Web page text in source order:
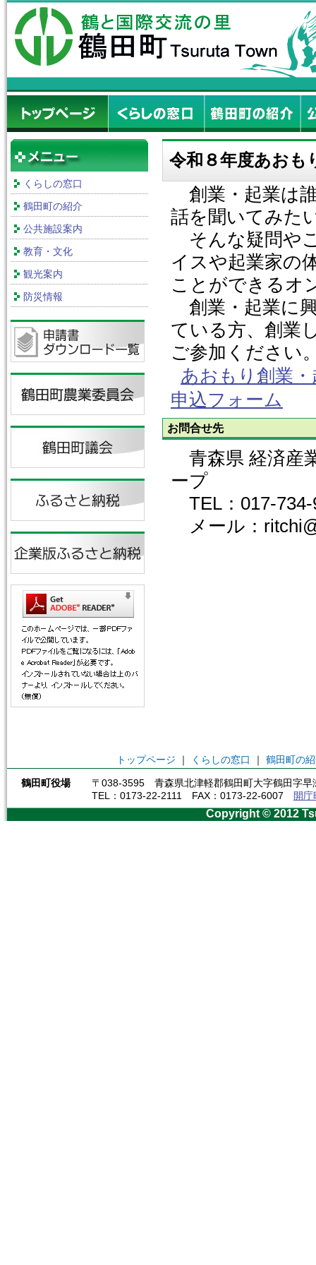
くらしの窓口
鶴田町の紹介
公共施設案内
教育・文化
観光案内
防災情報
令和８年度あおも
創業・起業は
話を聞いてみた
そんな疑問や
イスや起業家の
ことができるオ
創業・起業に
ている方、創業
ご参加ください
あおもり創業
申込フォーム
お問合せ先
青森県 経済産
ープ
TEL：017-734-
メール：
トップページ ｜ くらしの窓口 ｜ 鶴田町の
鶴田町役場
〒038-3595 青森県北津軽郡鶴田町大字鶴田字早
TEL：0173-22-2111 FAX：0173-22-6007
開
Copyright © 2012